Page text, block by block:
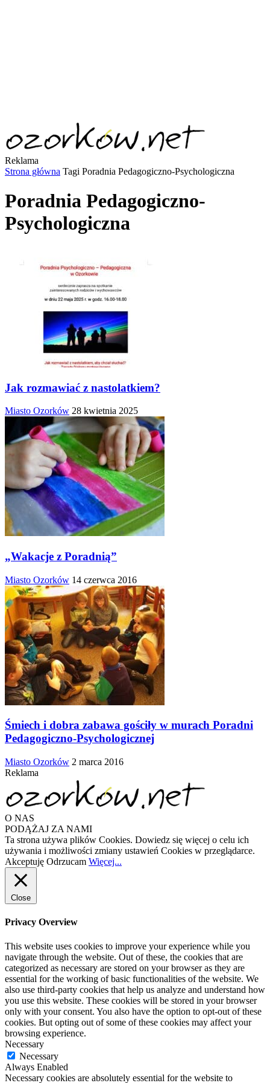
Reklama
Strona główna Tagi Poradnia Pedagogiczno-Psychologiczna
Poradnia Pedagogiczno-
Psychologiczna
Jak rozmawiać z nastolatkiem?
Miasto Ozorków 28 kwietnia 2025
„Wakacje z Poradnią”
Miasto Ozorków 14 czerwca 2016
Śmiech i dobra zabawa gościły w murach Poradni
Pedagogiczno-Psychologicznej
Miasto Ozorków 2 marca 2016
Reklama
O NAS
PODĄŻAJ ZA NAMI
Ta strona używa plików Cookies. Dowiedz się więcej o celu ich
używania i możliwości zmiany ustawień Cookies w przeglądarce.
Akceptuję Odrzucam Więcej...
Close
Privacy Overview
This website uses cookies to improve your experience while you
navigate through the website. Out of these, the cookies that are
categorized as necessary are stored on your browser as they are
essential for the working of basic functionalities of the website. We
also use third-party cookies that help us analyze and understand how
you use this website. These cookies will be stored in your browser
only with your consent. You also have the option to opt-out of these
cookies. But opting out of some of these cookies may affect your
browsing experience.
Necessary
Necessary
Always Enabled
Necessary cookies are absolutely essential for the website to